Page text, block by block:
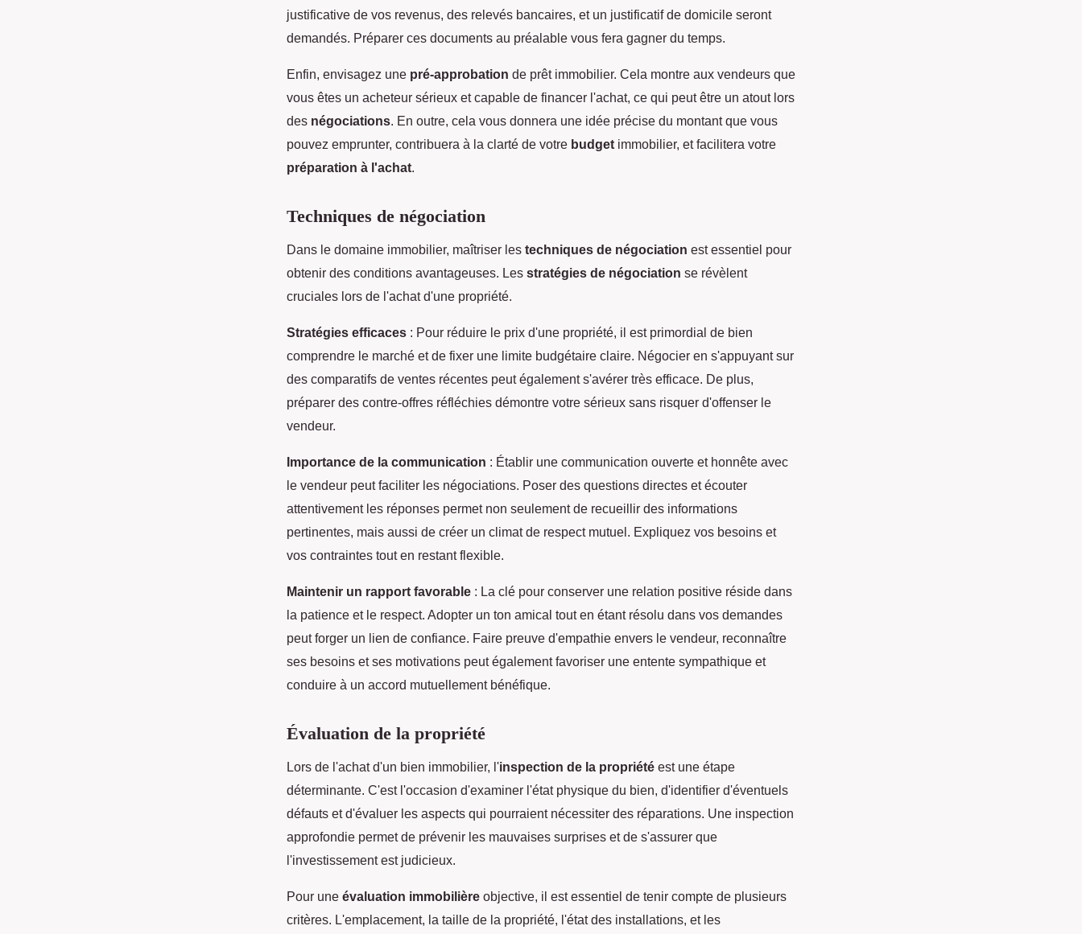
justificative de vos revenus, des relevés bancaires, et un justificatif de domicile seront
demandés. Préparer ces documents au préalable vous fera gagner du temps.
Enfin, envisagez une pré-approbation de prêt immobilier. Cela montre aux vendeurs que
vous êtes un acheteur sérieux et capable de financer l'achat, ce qui peut être un atout lors
des négociations. En outre, cela vous donnera une idée précise du montant que vous
pouvez emprunter, contribuera à la clarté de votre budget immobilier, et facilitera votre
préparation à l'achat.
Techniques de négociation
Dans le domaine immobilier, maîtriser les techniques de négociation est essentiel pour
obtenir des conditions avantageuses. Les stratégies de négociation se révèlent
cruciales lors de l'achat d'une propriété.
Stratégies efficaces : Pour réduire le prix d'une propriété, il est primordial de bien
comprendre le marché et de fixer une limite budgétaire claire. Négocier en s'appuyant sur
des comparatifs de ventes récentes peut également s'avérer très efficace. De plus,
préparer des contre-offres réfléchies démontre votre sérieux sans risquer d'offenser le
vendeur.
Importance de la communication : Établir une communication ouverte et honnête avec
le vendeur peut faciliter les négociations. Poser des questions directes et écouter
attentivement les réponses permet non seulement de recueillir des informations
pertinentes, mais aussi de créer un climat de respect mutuel. Expliquez vos besoins et
vos contraintes tout en restant flexible.
Maintenir un rapport favorable : La clé pour conserver une relation positive réside dans
la patience et le respect. Adopter un ton amical tout en étant résolu dans vos demandes
peut forger un lien de confiance. Faire preuve d'empathie envers le vendeur, reconnaître
ses besoins et ses motivations peut également favoriser une entente sympathique et
conduire à un accord mutuellement bénéfique.
Évaluation de la propriété
Lors de l'achat d'un bien immobilier, l'inspection de la propriété est une étape
déterminante. C'est l'occasion d'examiner l'état physique du bien, d'identifier d'éventuels
défauts et d'évaluer les aspects qui pourraient nécessiter des réparations. Une inspection
approfondie permet de prévenir les mauvaises surprises et de s'assurer que
l'investissement est judicieux.
Pour une évaluation immobilière objective, il est essentiel de tenir compte de plusieurs
critères. L'emplacement, la taille de la propriété, l'état des installations, et les